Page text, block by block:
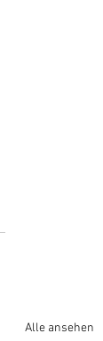
Alle ansehen